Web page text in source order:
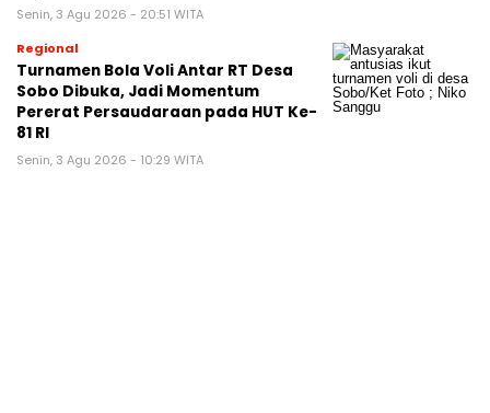
Senin, 3 Agu 2026 - 20:51 WITA
Regional
Turnamen Bola Voli Antar RT Desa
Sobo Dibuka, Jadi Momentum
Pererat Persaudaraan pada HUT Ke-
81 RI
Senin, 3 Agu 2026 - 10:29 WITA